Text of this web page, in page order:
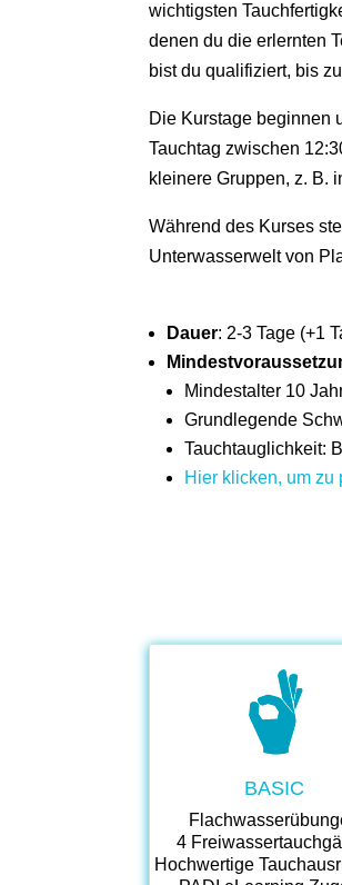
wichtigsten
denen du die erlernten
bist du qualifiziert, bis zu
Die Kurstage beginnen
Tauchtag zwischen
kleinere Gruppen, z. B.
Während des Kurses
Unterwasserwelt von
Dauer: 2-3 Tage (+1
Mindestalter 10
Grundlegende
Tauchtauglichkeit:
Hier klicken, um zu
BASIC
4
Hochwertige